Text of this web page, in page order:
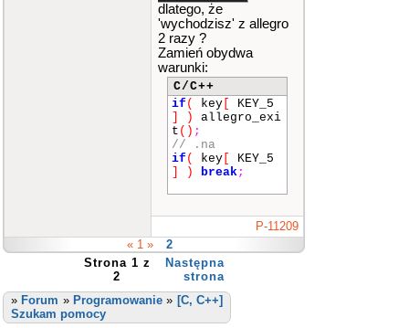
dlatego, że
'wychodzisz' z allegro
2 razy ?
Zamień obydwa
warunki:
C/C++
if( key [
KEY_5
]
)
allegro_exi
t () ;
// .na
if( key [
KEY_5
]
) break;
P-11209
« 1 »
2
Strona 1 z
2
Następna
strona
» Forum » Programowanie » [C, C++]
Szukam pomocy